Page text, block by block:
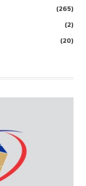
(265)
(2)
(20)